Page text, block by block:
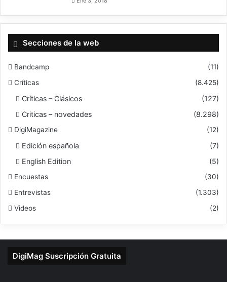
¿Alguna última palabra para los lectores de NECROMANCE? ¡Muchas
gracias por todo y mucha suerte con MALEFIC THRONE!
¡Muchas gracias por el apoyo a nuestro trabajo! Todo lo mejor para los fans
y los entusiastas del metal extremo de todo el mundo. Muy pronto
aplastaremos los escenarios de este planeta.
Secciones de la web
Bandcamp
(11)
Críticas
(8.425)
Críticas – Clásicos
(127)
Criticas – novedades
(8.298)
DigiMagazine (12)
Edición española
(7)
English Edition
(5)
Encuestas
(30)
Entrevistas
(1.303)
Videos
(2)
DigiMag Suscripción Gratuita